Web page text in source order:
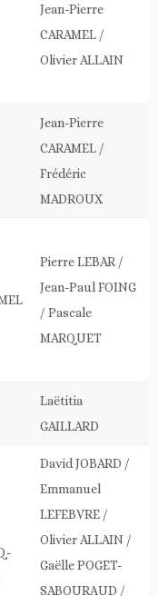
Jean-Pierre
CARAMEL /
Olivier ALLAIN
Jean-Pierre
CARAMEL /
Frédéric
MADROUX
Pierre LEBAR /
Jean-Paul FOING
/ Pascale
MARQUET
Laëtitia
GAILLARD
David JOBARD /
Emmanuel
LEFEBVRE /
Olivier ALLAIN /
Gaëlle POGET-
SABOURAUD /